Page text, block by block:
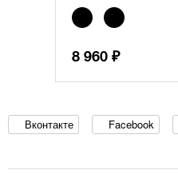
8 960 ₽
Вконтакте Facebook